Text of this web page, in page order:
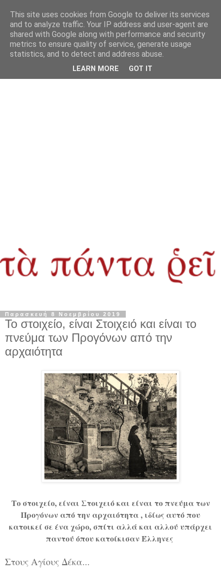
Παρασκευή 8 Νοεμβρίου 2019
Το στοιχείο, είναι Στοιχειό και είναι το
πνεύμα των Προγόνων από την
αρχαιότητα
Το στοιχείο, είναι Στοιχειό και είναι το πνεύμα των
Προγόνων από την αρχαιότητα , ιδίως αυτό που
κατοικεί σε ένα χώρο, σπίτι αλλά και αλλού υπάρχει
παντού όπου κατοίκισαν Έλληνες
Στους Αγίους Δέκα...
This site uses cookies from Google to deliver its services
and to analyze traffic. Your IP address and user-agent are
shared with Google along with performance and security
metrics to ensure quality of service, generate usage
statistics, and to detect and address abuse.
LEARN MORE GOT IT